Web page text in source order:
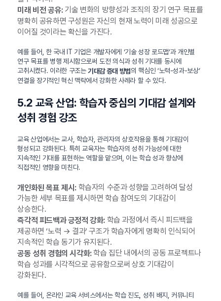
미래 비전 공유:기술 변화의 방향성과 조직의 장기 연구 목표를
명확히 공유하면 구성원은 자신의 현재 노력이 미래 성공으로
이어질 것이라는 확신을 가진다.
예를 들어, 한 국내 IT 기업은 개발자에게 ‘기술 성장 로드맵’과 개인별
연구 목표를 병행 제시함으로써 도전 의식과 성취 기대를 동시에
고취시켰다. 이러한 구조는기대감 증대 방법의 핵심인 ‘노력-성과-보상’
연결을 장기적인 혁신 맥락에서 강화한 사례라 할 수 있다.
5.2 교육 산업: 학습자 중심의 기대감 설계와
성취 경험 강조
교육 산업에서는 교사, 학습자, 관리자의 상호작용을 통해 기대감이
형성되고 강화된다. 특히 교육자는 학습자의 성취 가능성에 대한
지속적인 기대를 표현하는 역할을 맡으며, 이는 학습 성과 향상에
직접적인 영향을 미친다.
개인화된 목표 제시:학습자의 수준과 성향을 고려하여 달성
가능한 세부 목표를 제시하면 학습 참여도의 기대감이
상승한다.
즉각적 피드백과 긍정적 강화:학습 과정에서 즉시 피드백을
제공하면 ‘노력 → 결과’ 구조가 학습자에게 명확히 인식되어
지속적인 학습 동기가 유지된다.
공동 성취 경험의 시각화:학습 집단 내에서의 공동 프로젝트나
학습 성과를 시각적으로 공유함으로써 상호 기대감이
강화된다.
예를 들어, 온라인 교육 서비스에서는 학습 진도, 성취 배지, 커뮤니티